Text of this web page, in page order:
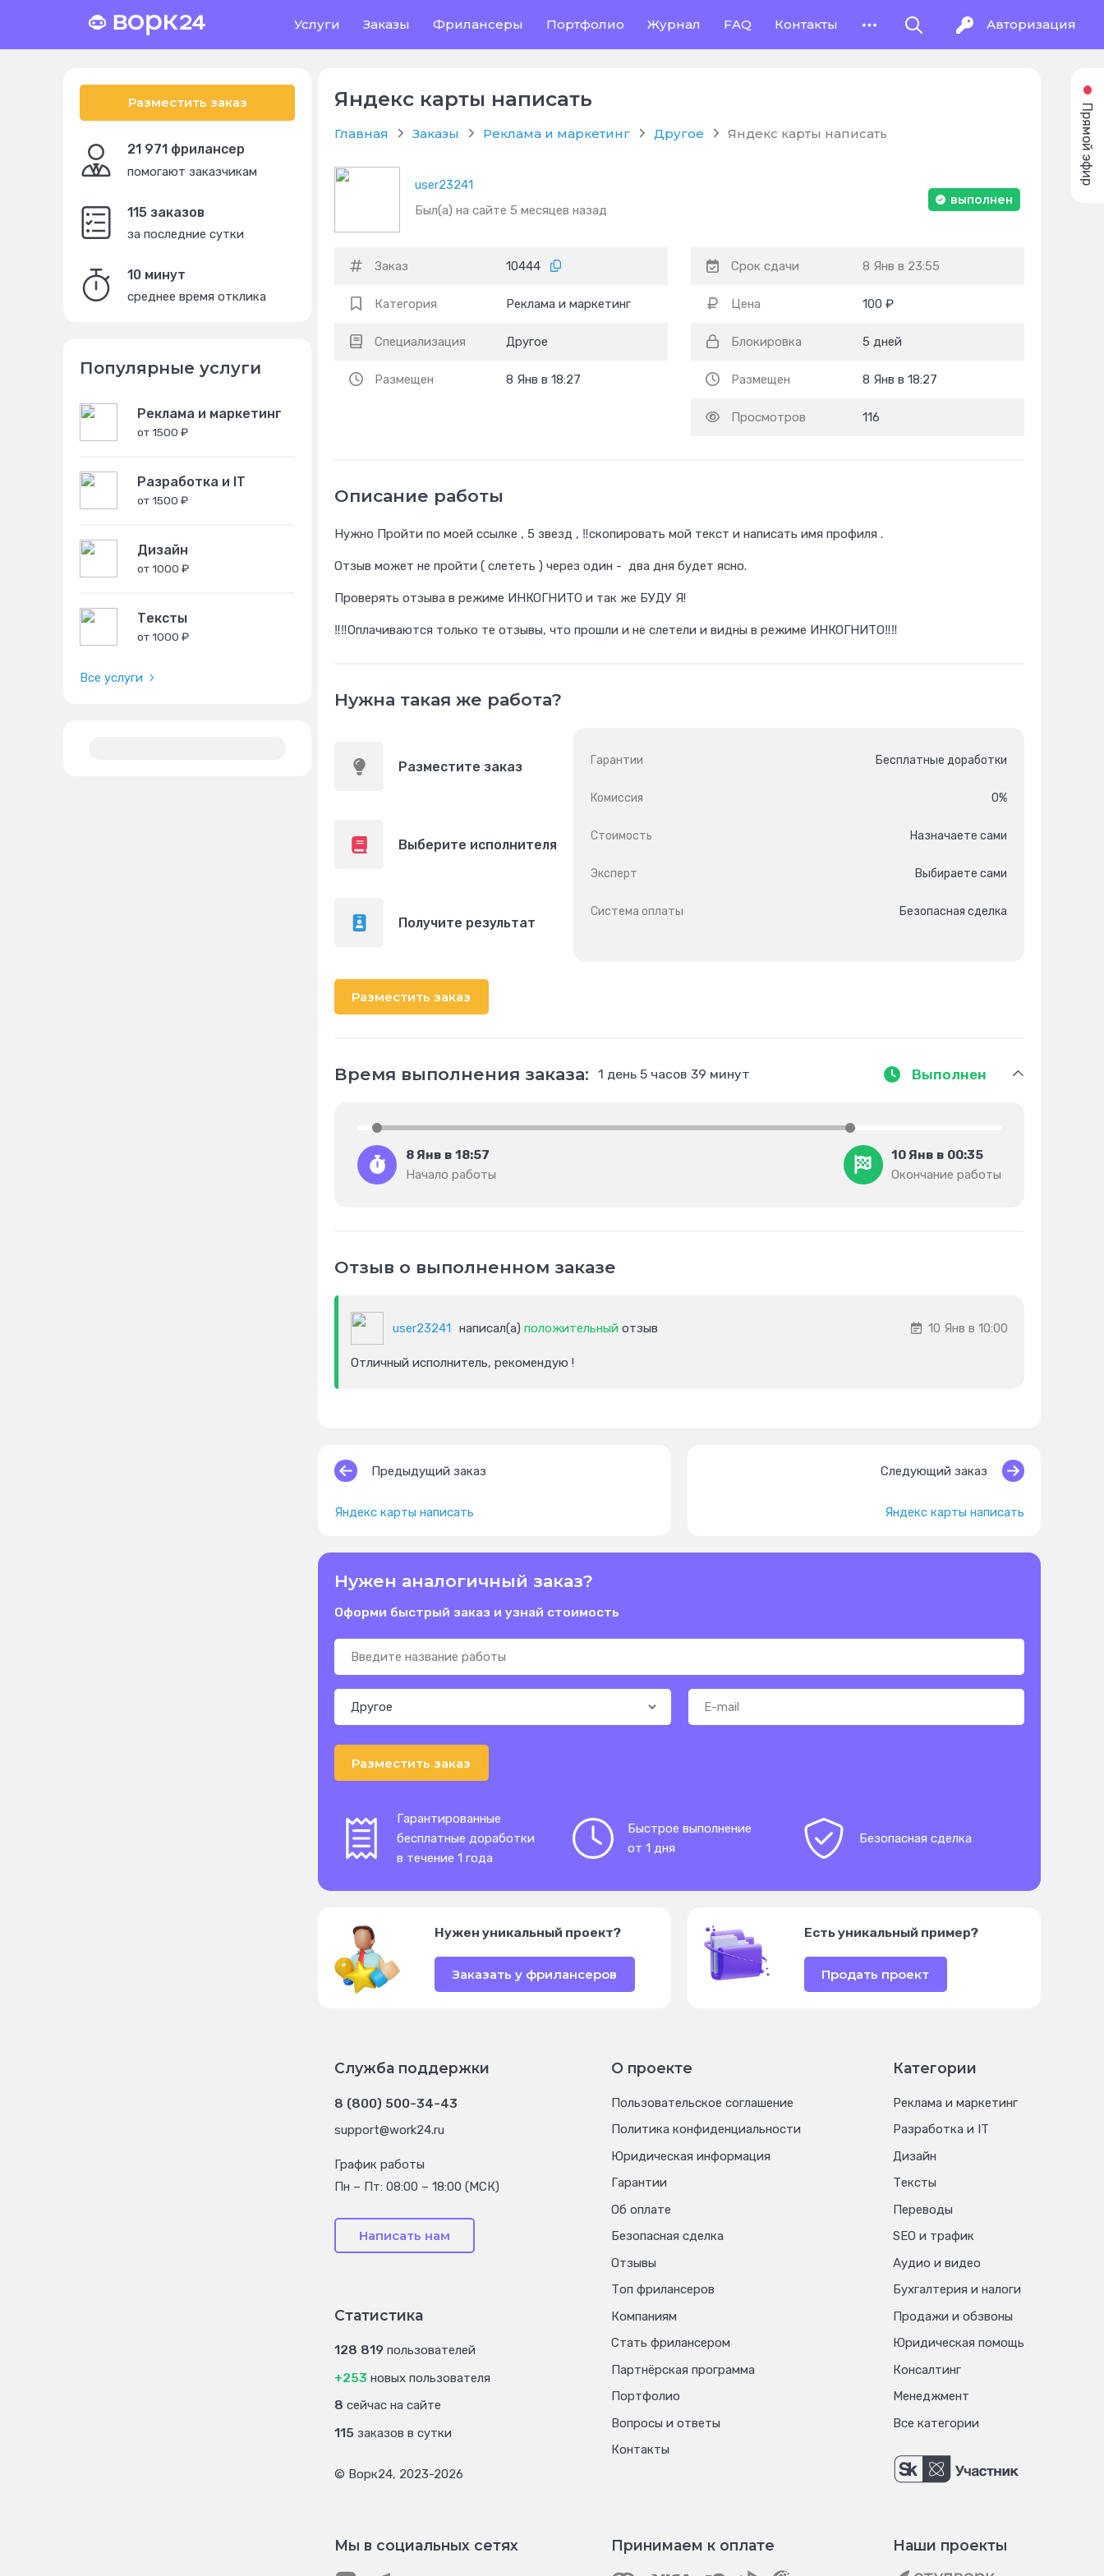
Услуги Заказы Фрилансеры Портфолио Журнал FAQ Контакты Авторизация
Разместить заказ
21 971 фрилансер
помогают заказчикам
115 заказов
за последние сутки
10 минут
среднее время отклика
Популярные услуги
Реклама и маркетинг
от 1500 ₽
Разработка и IT
от 1500 ₽
Дизайн
от 1000 ₽
Тексты
от 1000 ₽
Все услуги
Яндекс карты написать
Главная Заказы Реклама и маркетинг Другое Яндекс карты написать
user23241
Был(а) на сайте 5 месяцев назад
выполнен
Заказ 10444
Категория Реклама и маркетинг
Специализация Другое
Размещен 8 Янв в 18:27
Срок сдачи 8 Янв в 23:55
Цена 100 ₽
Блокировка 5 дней
Размещен 8 Янв в 18:27
Просмотров 116
Описание работы
Нужно Пройти по моей ссылке , 5 звезд , ‼️скопировать мой текст и написать имя профиля .
Отзыв может не пройти ( слететь ) через один - два дня будет ясно.
Проверять отзыва в режиме ИНКОГНИТО и так же БУДУ Я!
‼️‼️Оплачиваются только те отзывы, что прошли и не слетели и видны в режиме ИНКОГНИТО‼️‼️
Нужна такая же работа?
Разместите заказ
Выберите исполнителя
Получите результат
Гарантии Бесплатные доработки
Комиссия 0%
Стоимость Назначаете сами
Эксперт Выбираете сами
Система оплаты Безопасная сделка
Разместить заказ
Время выполнения заказа: 1 день 5 часов 39 минут Выполнен
8 Янв в 18:57
Начало работы
10 Янв в 00:35
Окончание работы
Отзыв о выполненном заказе
user23241 написал(а) положительный отзыв 10 Янв в 10:00
Отличный исполнитель, рекомендую !
Предыдущий заказ
Яндекс карты написать
Следующий заказ
Яндекс карты написать
Нужен аналогичный заказ?
Оформи быстрый заказ и узнай стоимость
Разместить заказ
Гарантированные
бесплатные доработки
в течение 1 года
Быстрое выполнение
от 1 дня
Безопасная сделка
Нужен уникальный проект?
Заказать у фрилансеров
Есть уникальный пример?
Продать проект
Служба поддержки
8 (800) 500-34-43
support@work24.ru
График работы
Пн – Пт: 08:00 – 18:00 (МСК)
Написать нам
Категории
Реклама и маркетинг
Разработка и IT
Дизайн
Тексты
Переводы
SEO и трафик
Аудио и видео
Бухгалтерия и налоги
Продажи и обзвоны
Юридическая помощь
Консалтинг
Менеджмент
Все категории
О проекте
Пользовательское соглашение
Политика конфиденциальности
Юридическая информация
Гарантии
Об оплате
Безопасная сделка
Отзывы
Топ фрилансеров
Компаниям
Стать фрилансером
Партнёрская программа
Портфолио
Вопросы и ответы
Контакты
Статистика
128 819 пользователей
+253 новых пользователя
8 сейчас на сайте
115 заказов в сутки
© Ворк24, 2023-2026
Мы в социальных сетях Принимаем к оплате Наши проекты
Прямой эфир